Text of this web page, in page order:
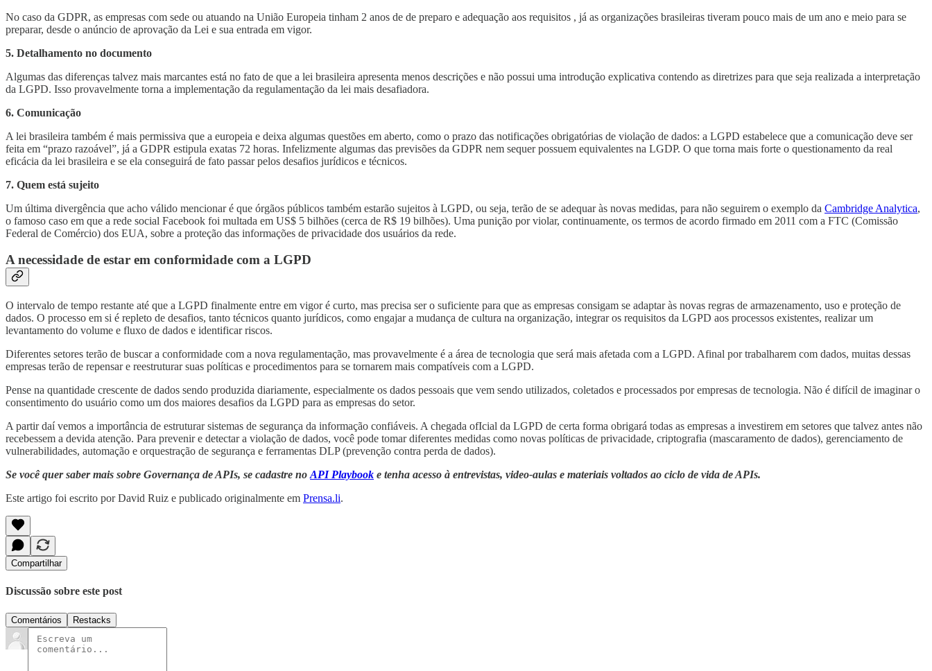
No caso da GDPR, as empresas com sede ou atuando na União Europeia tinham 2 anos de de preparo e adequação aos requisitos , já as organizações brasileiras tiveram pouco mais de um ano e meio para se
preparar, desde o anúncio de aprovação da Lei e sua entrada em vigor.
5. Detalhamento no documento
Algumas das diferenças talvez mais marcantes está no fato de que a lei brasileira apresenta menos descrições e não possui uma introdução explicativa contendo as diretrizes para que seja realizada a interpretação
da LGPD. Isso provavelmente torna a implementação da regulamentação da lei mais desafiadora.
6. Comunicação
A lei brasileira também é mais permissiva que a europeia e deixa algumas questões em aberto, como o prazo das notificações obrigatórias de violação de dados: a LGPD estabelece que a comunicação deve ser
feita em “prazo razoável”, já a GDPR estipula exatas 72 horas. Infelizmente algumas das previsões da GDPR nem sequer possuem equivalentes na LGDP. O que torna mais forte o questionamento da real
eficácia da lei brasileira e se ela conseguirá de fato passar pelos desafios jurídicos e técnicos.
7. Quem está sujeito
Um última divergência que acho válido mencionar é que órgãos públicos também estarão sujeitos à LGPD, ou seja, terão de se adequar às novas medidas, para não seguirem o exemplo da Cambridge Analytica,
o famoso caso em que a rede social Facebook foi multada em US$ 5 bilhões (cerca de R$ 19 bilhões). Uma punição por violar, continuamente, os termos de acordo firmado em 2011 com a FTC (Comissão
Federal de Comércio) dos EUA, sobre a proteção das informações de privacidade dos usuários da rede.
A necessidade de estar em conformidade com a LGPD
O intervalo de tempo restante até que a LGPD finalmente entre em vigor é curto, mas precisa ser o suficiente para que as empresas consigam se adaptar às novas regras de armazenamento, uso e proteção de
dados. O processo em si é repleto de desafios, tanto técnicos quanto jurídicos, como engajar a mudança de cultura na organização, integrar os requisitos da LGPD aos processos existentes, realizar um
levantamento do volume e fluxo de dados e identificar riscos.
Diferentes setores terão de buscar a conformidade com a nova regulamentação, mas provavelmente é a área de tecnologia que será mais afetada com a LGPD. Afinal por trabalharem com dados, muitas dessas
empresas terão de repensar e reestruturar suas políticas e procedimentos para se tornarem mais compatíveis com a LGPD.
Pense na quantidade crescente de dados sendo produzida diariamente, especialmente os dados pessoais que vem sendo utilizados, coletados e processados por empresas de tecnologia. Não é difícil de imaginar o
consentimento do usuário como um dos maiores desafios da LGPD para as empresas do setor.
A partir daí vemos a importância de estruturar sistemas de segurança da informação confiáveis. A chegada ofIcial da LGPD de certa forma obrigará todas as empresas a investirem em setores que talvez antes não
recebessem a devida atenção. Para prevenir e detectar a violação de dados, você pode tomar diferentes medidas como novas políticas de privacidade, criptografia (mascaramento de dados), gerenciamento de
vulnerabilidades, automação e orquestração de segurança e ferramentas DLP (prevenção contra perda de dados).
Se você quer saber mais sobre Governança de APIs, se cadastre no API Playbook e tenha acesso à entrevistas, video-aulas e materiais voltados ao ciclo de vida de APIs.
Este artigo foi escrito por David Ruiz e publicado originalmente em Prensa.li.
Compartilhar
Discussão sobre este post
Comentários Restacks